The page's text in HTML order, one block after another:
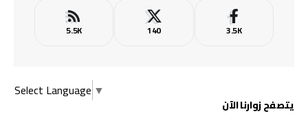
3.5K
140
5.5K
Select Language ▼
يتصفح زوارنا الآن